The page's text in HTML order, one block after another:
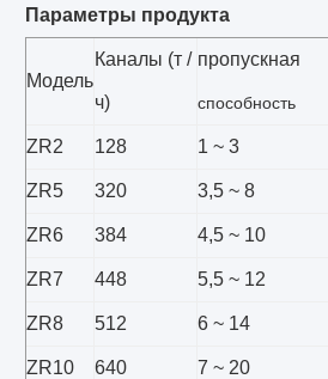
Параметры продукта
Модель
Каналы (т /
ч)
пропускная
способность
ZR2 128 1 ~ 3
ZR5 320 3,5 ~ 8
ZR6 384 4,5 ~ 10
ZR7 448 5,5 ~ 12
ZR8 512 6 ~ 14
ZR10 640 7 ~ 20